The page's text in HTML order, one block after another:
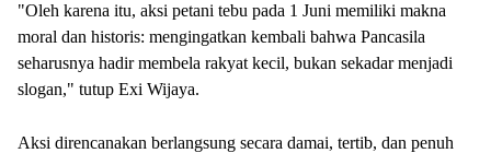
"Oleh karena itu, aksi petani tebu pada 1 Juni memiliki makna
moral dan historis: mengingatkan kembali bahwa Pancasila
seharusnya hadir membela rakyat kecil, bukan sekadar menjadi
slogan," tutup Exi Wijaya.
Aksi direncanakan berlangsung secara damai, tertib, dan penuh